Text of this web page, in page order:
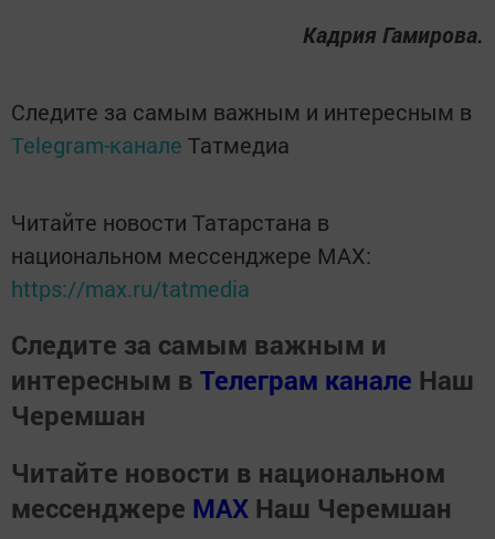
Кадрия Гамирова.
Следите за самым важным и интересным в
Telegram-канале Татмедиа
Читайте новости Татарстана в
национальном мессенджере MАХ:
https://max.ru/tatmedia
Следите за самым важным и
интересным в Телеграм канале Наш
Черемшан
Читайте новости в национальном
мессенджере MАХ Наш Черемшан